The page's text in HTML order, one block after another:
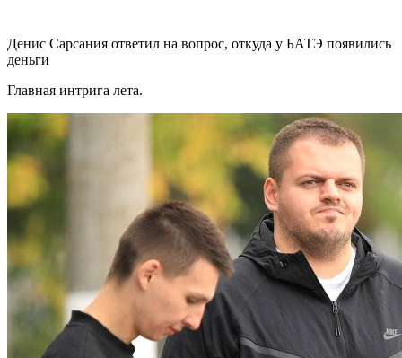
Денис Сарсания ответил на вопрос, откуда у БАТЭ появились
деньги
Главная интрига лета.